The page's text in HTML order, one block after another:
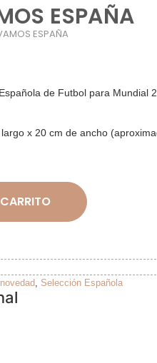
ESPAÑA
ESPAÑA
de Futbol para Mundial
x 20 cm de ancho
novedad Selección Española